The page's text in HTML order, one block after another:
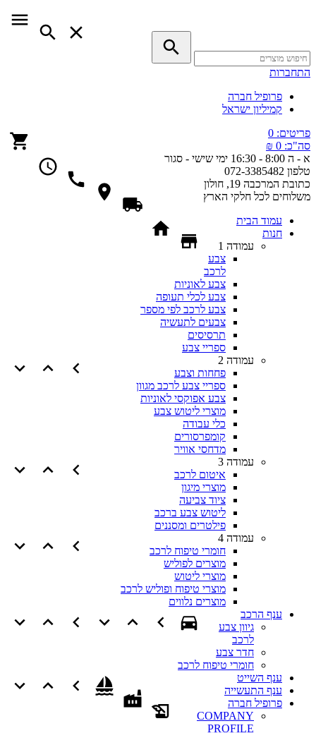
התחברות
פרופיל חברה
קמיליון ישראל
פריטים: 0
סה"כ: 0 ₪
א - ה 8:00 - 16:30
ימי שישי - סגור
טלפון 072-3385482
כתובת המרכבה 19, חולון
משלוחים לכל חלקי הארץ
עמוד הבית
חנות
עמודה 1
צבע
לרכב
צבע לאוניות
צבע לכלי תעופה
צבע לרכב לפי מספר
צבעים לתעשיה
תרסיסים
ספריי צבע
עמודה 2
פחחות וצבע
ספריי צבע לרכב מגוון
צבע אפוקסי לאוניות
מוצרי ליטוש צבע
כלי עבודה
קומפרסורים
מדחסי אוויר
עמודה 3
איטום לרכב
מוצרי מיגון
ציוד צביעה
ליטוש צבע ברכב
פילטרים ומסננים
עמודה 4
חומרי טיפוח לרכב
מוצרים לפוליש
מוצרי ליטוש
מוצרי טיפוח ופוליש לרכב
מוצרים נלווים
ענף הרכב
גיוון צבע
לרכב
חדר צבע
חומרי טיפוח לרכב
ענף השייט
ענף התעשייה
פרופיל חברה
COMPANY
PROFILE